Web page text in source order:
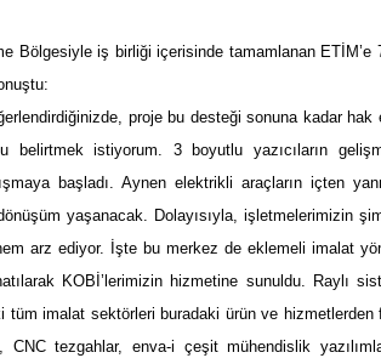
Bölgesiyle iş birliği içerisinde tamamlanan ETİM’e
proje bu desteği sonuna kadar
belirtmek istiyorum. 3 boyutlu yazıcıların
başladı. Aynen elektrikli araçların içten
yaşanacak. Dolayısıyla, işletmelerimizin
arz ediyor. İşte bu merkez de eklemeli imalat
KOBİ’lerimizin hizmetine sunuldu. Raylı
tüm imalat sektörleri buradaki ürün ve
CNC tezgahlar, enva-i çeşit mühendislik